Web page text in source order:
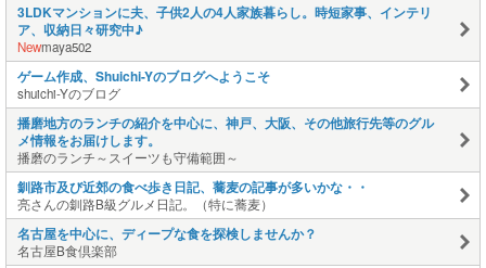
3LDKマンションに夫、子供2人の4人家族暮らし。時短家事、インテリ
ア、収納日々研究中♪
Newmaya502
ゲーム作成、Shuichi-Yのブログへようこそ
shuichi-Yのブログ
播磨地方のランチの紹介を中心に、神戸、大阪、その他旅行先等のグル
メ情報をお届けします。
播磨のランチ～スイーツも守備範囲～
釧路市及び近郊の食べ歩き日記、蕎麦の記事が多いかな・・
亮さんの釧路B級グルメ日記。（特に蕎麦）
名古屋を中心に、ディープな食を探検しませんか？
名古屋B食倶楽部